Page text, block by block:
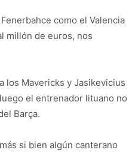
como el Valencia
millón de euros, nos
los Mavericks y Jasikevicius
el entrenador lituano no
Barça.
si bien algún canterano